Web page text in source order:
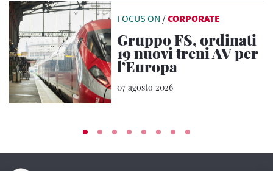
FOCUS ON /CORPORATE
Gruppo FS, ordinati
19 nuovi treni AV per
l’Europa
07 agosto 2026